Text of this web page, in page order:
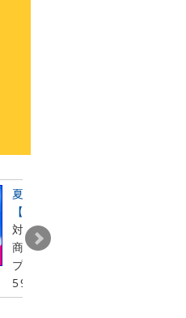
夏の受験生 徹底応援キャンペ
【第2弾】
対象クーポン利用でLECオン
商品券最大9千円分（1年間有
プレゼント◆8月31日（月）
59 まで！